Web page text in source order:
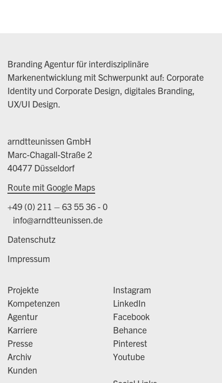
Branding Agentur für interdisziplinäre
Markenentwicklung mit Schwerpunkt auf: Corporate
Identity und Corporate Design, digitales Branding,
UX/UI Design.
arndtteunissen GmbH
Marc-Chagall-Straße 2
40477 Düsseldorf
Route mit Google Maps
+49 (0) 211 – 63 55 36 - 0
info@arndtteunissen.de
Datenschutz
Impressum
Projekte
Kompetenzen
Agentur
Karriere
Presse
Archiv
Kunden
Instagram
LinkedIn
Facebook
Behance
Pinterest
Youtube